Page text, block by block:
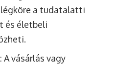
légköre a tudatalatti
és életbeli
: A vásárlás vagy